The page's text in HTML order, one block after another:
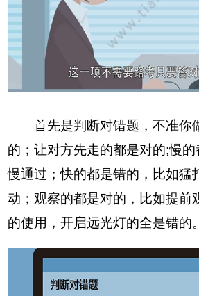
首先是判断对错题，不准你
的；让对方先走的都是对的;慢
慢通过；快的都是错的，比如猛
动；观察的都是对的，比如提前
的使用，开启远光灯的全是错的。